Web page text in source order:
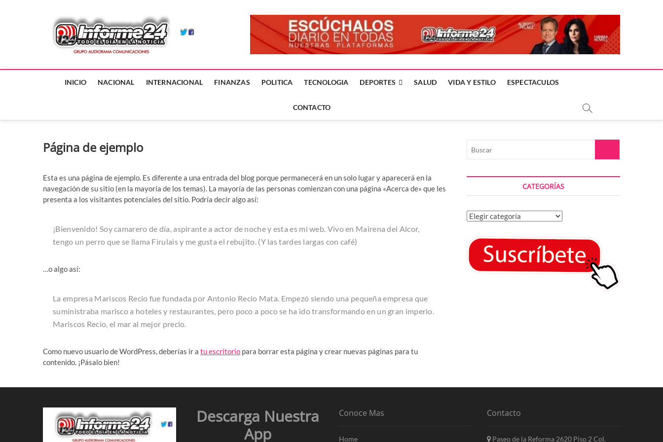
Informe24.mx
TODO EL DÍA EN LA NOTICIA
INICIO NACIONAL INTERNACIONAL FINANZAS POLITICA TECNOLOGIA DEPORTES SALUD VIDA Y ESTILO ESPECTACULOS
CONTACTO
Página de ejemplo
Esta es una página de ejemplo. Es diferente a una entrada del blog porque permanecerá en un solo lugar y aparecerá en la
navegación de su sitio (en la mayoría de los temas). La mayoría de las personas comienzan con una página «Acerca de» que les
presenta a los visitantes potenciales del sitio. Podría decir algo así:
¡Bienvenido! Soy camarero de día, aspirante a actor de noche y esta es mi web. Vivo en Mairena del Alcor,
tengo un perro que se llama Firulais y me gusta el rebujito. (Y las tardes largas con café)
…o algo así:
La empresa Mariscos Recio fue fundada por Antonio Recio Mata. Empezó siendo una pequeña empresa que
suministraba marisco a hoteles y restaurantes, pero poco a poco se ha ido transformando en un gran imperio.
Mariscos Recio, el mar al mejor precio.
Como nuevo usuario de WordPress, deberías ir a tu escritorio para borrar esta página y crear nuevas páginas para tu
contenido. ¡Pásalo bien!
CATEGORÍAS
Categorías
Descarga Nuestra
App
Conoce Mas
Home
Contacto
Paseo de la Reforma 2620 Piso 2 Col.